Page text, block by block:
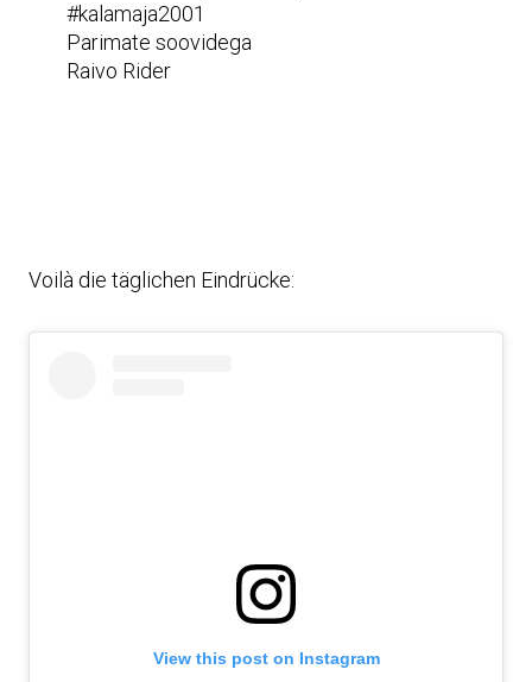
#kalamaja2001
Parimate soovidega
Raivo Rider
Voilà die täglichen Eindrücke:
View this post on Instagram